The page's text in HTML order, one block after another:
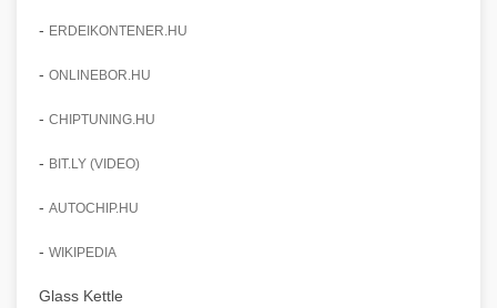
- ERDEIKONTENER.HU
- ONLINEBOR.HU
- CHIPTUNING.HU
- BIT.LY (VIDEO)
- AUTOCHIP.HU
- WIKIPEDIA
Glass Kettle